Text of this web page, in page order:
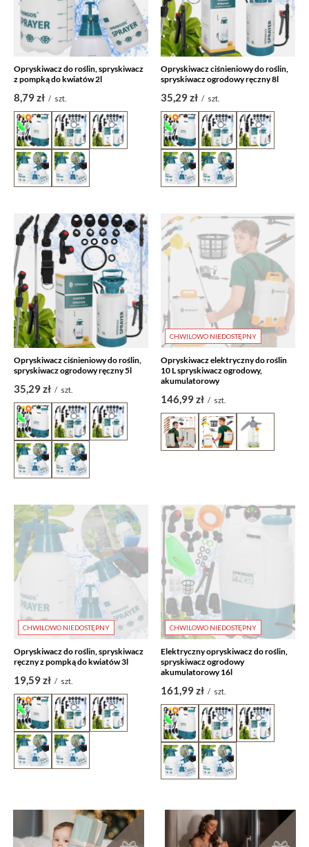
Opryskiwacz do roślin, spryskiwacz
z pompką do kwiatów 2l
8,79 zł / szt.
Opryskiwacz ciśnieniowy do roślin,
spryskiwacz ogrodowy ręczny 8l
35,29 zł / szt.
Opryskiwacz ciśnieniowy do roślin,
spryskiwacz ogrodowy ręczny 5l
35,29 zł / szt.
CHWILOWO NIEDOSTĘPNY
Opryskiwacz elektryczny do roślin
10 L spryskiwacz ogrodowy,
akumulatorowy
146,99 zł / szt.
CHWILOWO NIEDOSTĘPNY
Opryskiwacz do roślin, spryskiwacz
ręczny z pompką do kwiatów 3l
19,59 zł / szt.
CHWILOWO NIEDOSTĘPNY
Elektryczny opryskiwacz do roślin,
spryskiwacz ogrodowy
akumulatorowy 16l
161,99 zł / szt.